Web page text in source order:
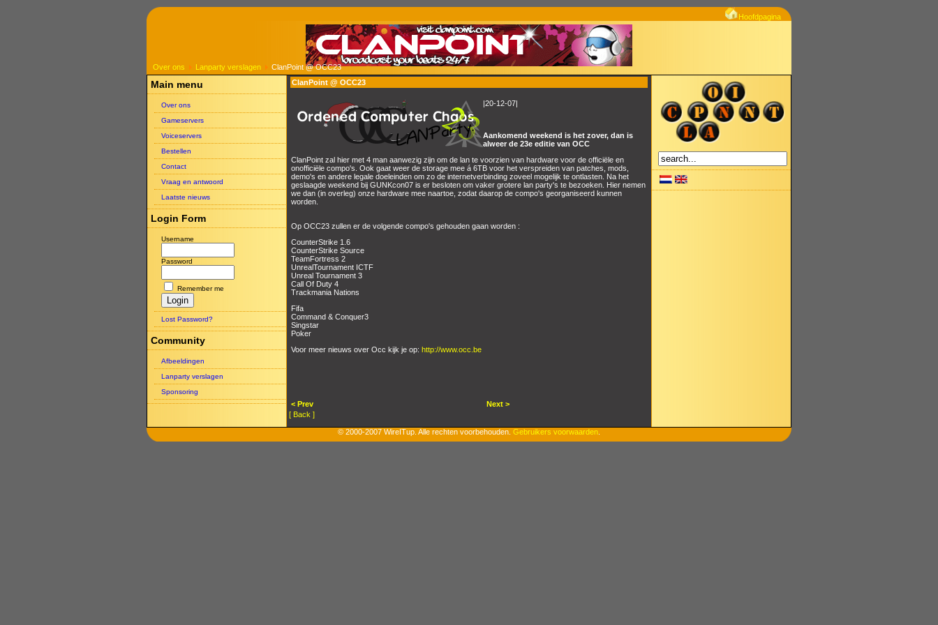
Hoofdpagina
Over ons Lanparty verslagen ClanPoint @ OCC23
Main menu
Over ons
Gameservers
Voiceservers
Bestellen
Contact
Vraag en antwoord
Laatste nieuws
Login Form
Username
Password
Remember me
Lost Password?
Community
Afbeeldingen
Lanparty verslagen
Sponsoring
ClanPoint @ OCC23
|20-12-07|
Aankomend weekend is het zover, dan is
alweer de 23e editie van OCC
ClanPoint zal hier met 4 man aanwezig zijn om de lan te voorzien van hardware voor de officiële en
onofficiële compo's. Ook gaat weer de storage mee á 6TB voor het verspreiden van patches, mods,
demo's en andere legale doeleinden om zo de internetverbinding zoveel mogelijk te ontlasten. Na het
geslaagde weekend bij GUNKcon07 is er besloten om vaker grotere lan party's te bezoeken. Hier nemen
we dan (in overleg) onze hardware mee naartoe, zodat daarop de compo's georganiseerd kunnen
worden.
Op OCC23 zullen er de volgende compo's gehouden gaan worden :
CounterStrike 1.6
CounterStrike Source
TeamFortress 2
UnrealTournament ICTF
Unreal Tournament 3
Call Of Duty 4
Trackmania Nations
Fifa
Command & Conquer3
Singstar
Poker
Voor meer nieuws over Occ kijk je op: http://www.occ.be
< Prev
Next >
[ Back ]
© 2000-2007 WireITup. Alle rechten voorbehouden. Gebruikers voorwaarden